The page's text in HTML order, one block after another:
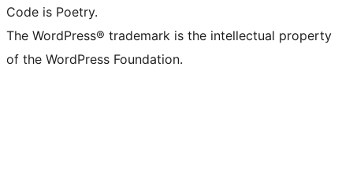
Code is Poetry.
The WordPress® trademark is the intellectual property
of the WordPress Foundation.